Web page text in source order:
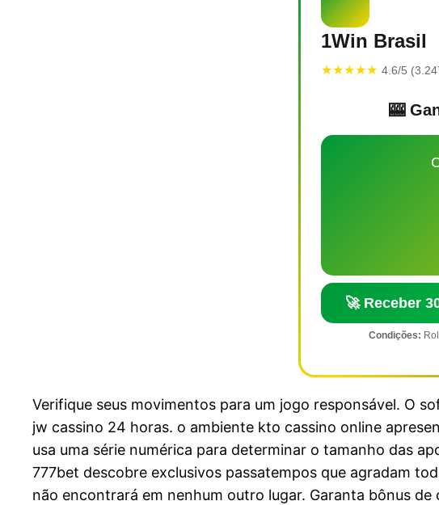
1Win Brasil
★★★★★ 4.6/5
🎰
🚀 Receber
Condições:
Verifique seus movimentos para um jogo responsável. O
jw cassino 24 horas. o ambiente kto cassino online
usa uma série numérica para determinar o tamanho das
777bet descobre exclusivos passatempos que agradam
não encontrará em nenhum outro lugar. Garanta bônus